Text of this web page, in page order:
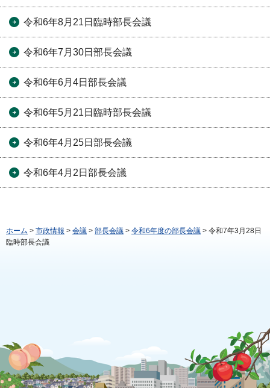
令和6年8月21日臨時部長会議
令和6年7月30日部長会議
令和6年6月4日部長会議
令和6年5月21日臨時部長会議
令和6年4月25日部長会議
令和6年4月2日部長会議
ホーム > 市政情報 > 会議 > 部長会議 > 令和6年度の部長会議 > 令和7年3月28日
臨時部長会議